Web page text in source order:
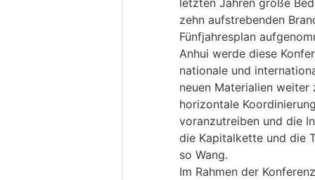
letzten Jahren große
zehn aufstrebenden
Fünfjahresplan
Anhui werde diese
nationale und
neuen Materialien
horizontale
voranzutreiben und die
die Kapitalkette und die
so Wang.
Im Rahmen der